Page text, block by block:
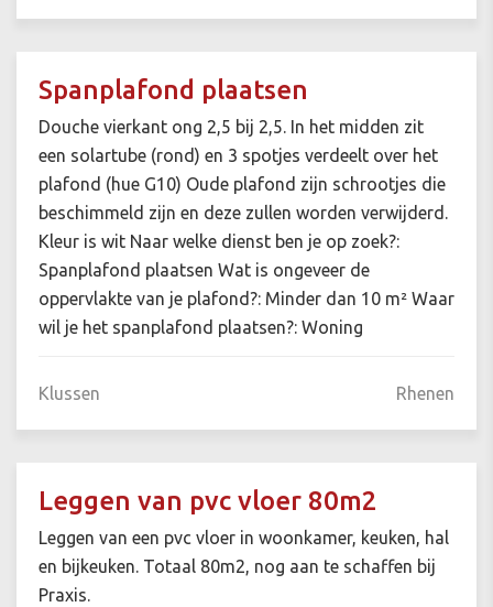
Spanplafond plaatsen
Douche vierkant ong 2,5 bij 2,5. In het midden zit
een solartube (rond) en 3 spotjes verdeelt over het
plafond (hue G10) Oude plafond zijn schrootjes die
beschimmeld zijn en deze zullen worden verwijderd.
Kleur is wit Naar welke dienst ben je op zoek?:
Spanplafond plaatsen Wat is ongeveer de
oppervlakte van je plafond?: Minder dan 10 m² Waar
wil je het spanplafond plaatsen?: Woning
Klussen Rhenen
Leggen van pvc vloer 80m2
Leggen van een pvc vloer in woonkamer, keuken, hal
en bijkeuken. Totaal 80m2, nog aan te schaffen bij
Praxis.